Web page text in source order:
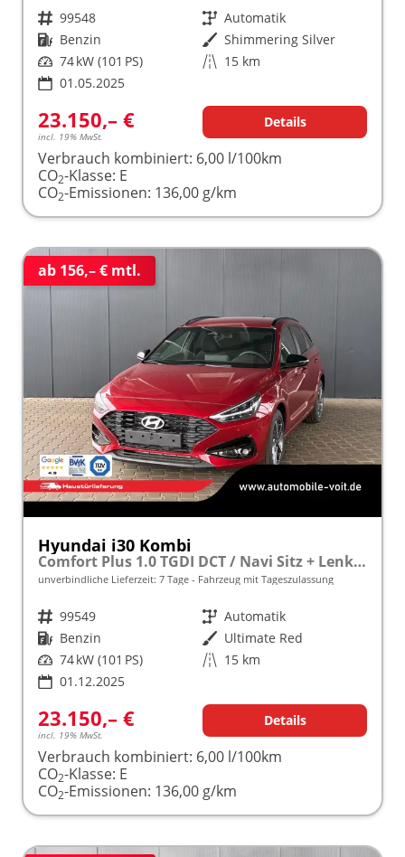
Fahrzeugnr. 99548 Getriebe Automatik
Kraftstoff Benzin Außenfarbe Shimmering Silver
Leistung 74 kW (101 PS) Kilometerstand 15 km
01.05.2025
23.150,– €
incl. 19% MwSt.
Details
Verbrauch kombiniert: 6,00 l/100km
CO2-Klasse: E
CO2-Emissionen: 136,00 g/km
ab 156,– € mtl.
Hyundai i30 Kombi
Comfort Plus 1.0 TGDI DCT / Navi Sitz + Lenkradheizung PDC V&H Kamera LED Alu 17"
unverbindliche Lieferzeit: 7 Tage Fahrzeug mit Tageszulassung
Fahrzeugnr. 99549 Getriebe Automatik
Kraftstoff Benzin Außenfarbe Ultimate Red
Leistung 74 kW (101 PS) Kilometerstand 15 km
01.12.2025
23.150,– €
incl. 19% MwSt.
Details
Verbrauch kombiniert: 6,00 l/100km
CO2-Klasse: E
CO2-Emissionen: 136,00 g/km